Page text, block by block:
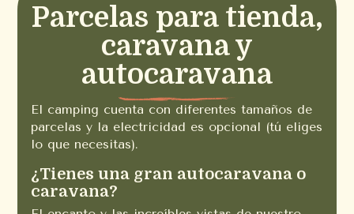
Parcelas para tienda,
caravana y
autocaravana
El camping cuenta con diferentes tamaños de
parcelas y la electricidad es opcional (tú eliges
lo que necesitas).
¿Tienes una gran autocaravana o
caravana?